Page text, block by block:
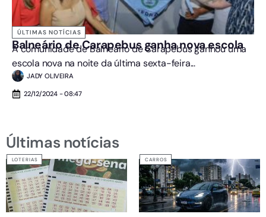
ÚLTIMAS NOTÍCIAS
Balneário de Carapebus ganha nova escola
A comunidade de Balneário de Carapebus ganhou uma
escola nova na noite da última sexta-feira...
JADY OLIVEIRA
22/12/2024 - 08:47
Últimas notícias
LOTERIAS CARROS